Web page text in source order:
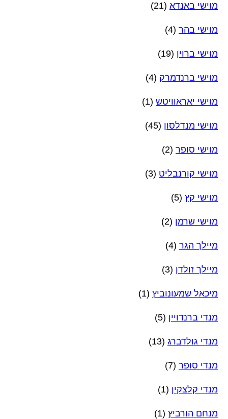
מוישי באנדא (21)
מוישי בהר (4)
מוישי ברוין (19)
מוישי ברנדמרק (4)
מוישי יאראוויטש (1)
מוישי מנדלסון (45)
מוישי סופר (2)
מוישי קורנבליט (3)
מוישי קץ (5)
מוישי שרמן (2)
מיילך הגר (4)
מיילך זולדן (3)
מיכאל שמעונוביץ (1)
מנדי ברנדויין (5)
מנדי גולדברג (13)
מנדי סופר (7)
מנדי קלצקין (1)
מנחם הורביץ (1)